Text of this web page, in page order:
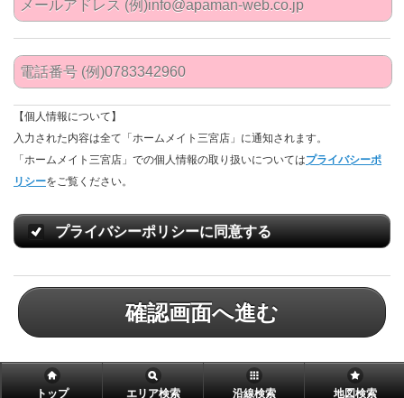
【個人情報について】
入力された内容は全て「ホームメイト三宮店」に通知されます。
「ホームメイト三宮店」での個人情報の取り扱いについてはプライバシーポ
リシーをご覧ください。
プライバシーポリシーに同意する
確認画面へ進む
トップ エリア検索 沿線検索 地図検索